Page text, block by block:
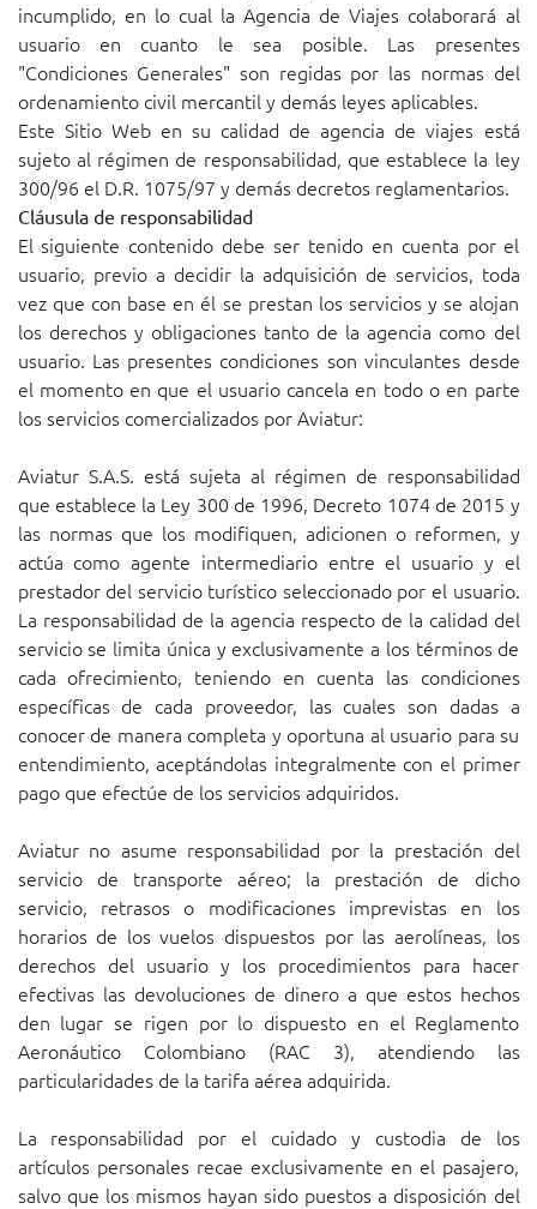
incumplido, en lo cual la Agencia de Viajes colaborará al
usuario en cuanto le sea posible. Las presentes
"Condiciones Generales" son regidas por las normas del
ordenamiento civil mercantil y demás leyes aplicables.
Este Sitio Web en su calidad de agencia de viajes está
sujeto al régimen de responsabilidad, que establece la ley
300/96 el D.R. 1075/97 y demás decretos reglamentarios.
Cláusula de responsabilidad
El siguiente contenido debe ser tenido en cuenta por el
usuario, previo a decidir la adquisición de servicios, toda
vez que con base en él se prestan los servicios y se alojan
los derechos y obligaciones tanto de la agencia como del
usuario. Las presentes condiciones son vinculantes desde
el momento en que el usuario cancela en todo o en parte
los servicios comercializados por Aviatur:
Aviatur S.A.S. está sujeta al régimen de responsabilidad
que establece la Ley 300 de 1996, Decreto 1074 de 2015 y
las normas que los modifiquen, adicionen o reformen, y
actúa como agente intermediario entre el usuario y el
prestador del servicio turístico seleccionado por el usuario.
La responsabilidad de la agencia respecto de la calidad del
servicio se limita única y exclusivamente a los términos de
cada ofrecimiento, teniendo en cuenta las condiciones
específicas de cada proveedor, las cuales son dadas a
conocer de manera completa y oportuna al usuario para su
entendimiento, aceptándolas integralmente con el primer
pago que efectúe de los servicios adquiridos.
Aviatur no asume responsabilidad por la prestación del
servicio de transporte aéreo; la prestación de dicho
servicio, retrasos o modificaciones imprevistas en los
horarios de los vuelos dispuestos por las aerolíneas, los
derechos del usuario y los procedimientos para hacer
efectivas las devoluciones de dinero a que estos hechos
den lugar se rigen por lo dispuesto en el Reglamento
Aeronáutico Colombiano (RAC 3), atendiendo las
particularidades de la tarifa aérea adquirida.
La responsabilidad por el cuidado y custodia de los
artículos personales recae exclusivamente en el pasajero,
salvo que los mismos hayan sido puestos a disposición del